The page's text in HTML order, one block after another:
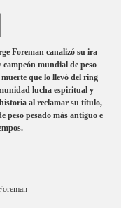
Foreman canalizó su ira
mundial de peso
que lo llevó del ring
lucha espiritual y
al reclamar su título,
peso pesado más antiguo e